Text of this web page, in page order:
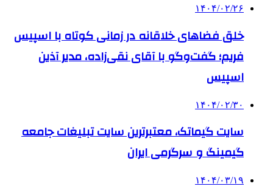
۱۴۰۴/۰۲/۲۶
خلق فضاهای خلاقانه در زمانی کوتاه با اسپیس
فریم؛ گفت‌وگو با آقای نقی‌زاده، مدیر آذین
اسپیس
۱۴۰۴/۰۲/۳۰
سایت گیماتک، معتبرترین سایت تبلیغات جامعه
گیمینگ و سرگرمی ایران
۱۴۰۴/۰۳/۱۹